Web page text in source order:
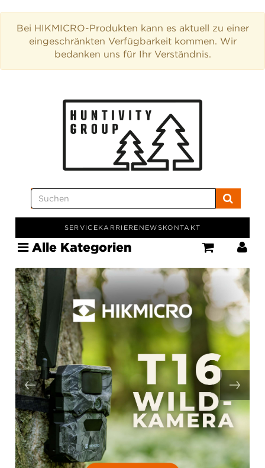
Bei HIKMICRO-Produkten kann es aktuell zu einer
eingeschränkten Verfügbarkeit kommen. Wir
bedanken uns für Ihr Verständnis.
SERVICEKARRIERE NEWSKONTAKT
Alle Kategorien